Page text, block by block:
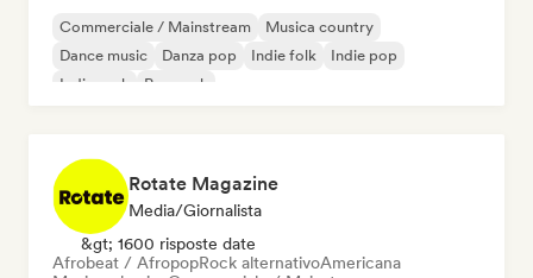
Commerciale / Mainstream
Musica country
Dance music
Danza pop Indie folk
Indie pop
Indie rock
Pop rock
Rotate Magazine
Media/Giornalista
&gt; 1600 risposte date
Afrobeat / AfropopRock alternativoAmericana